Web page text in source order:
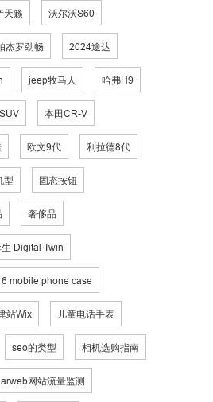
天籁 沃尔沃S60
杰罗劲畅 2024途达
jeep牧马人 哈弗H9
本田CR-V
欧文9代 利拉德8代
型 固态按钮
奢侈品
Digital Twin
mobile phone case
站Wix 儿童电话手表
seo的类型 相机选购指南
网站流量监测